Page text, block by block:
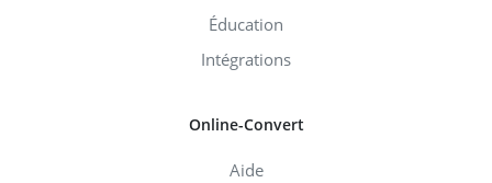
Éducation
Intégrations
Online-Convert
Aide